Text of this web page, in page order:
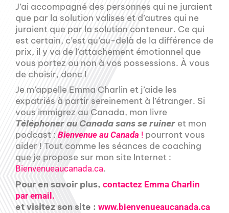
J’ai accompagné des personnes qui ne juraient
que par la solution valises et d’autres qui ne
juraient que par la solution conteneur. Ce qui
est certain, c’est qu’au-delà de la différence de
prix, il y va de l’attachement émotionnel que
vous portez ou non à vos possessions. À vous
de choisir, donc !
Je m’appelle Emma Charlin et j’aide les
expatriés à partir sereinement à l’étranger. Si
vous immigrez au Canada, mon livre
Téléphoner au Canada sans se ruiner et mon
podcast : Bienvenue au Canada ! pourront vous
aider ! Tout comme les séances de coaching
que je propose sur mon site Internet :
Bienvenueaucanada.ca.
Pour en savoir plus, contactez Emma Charlin
par email.
et visitez son site : www.bienvenueaucanada.ca